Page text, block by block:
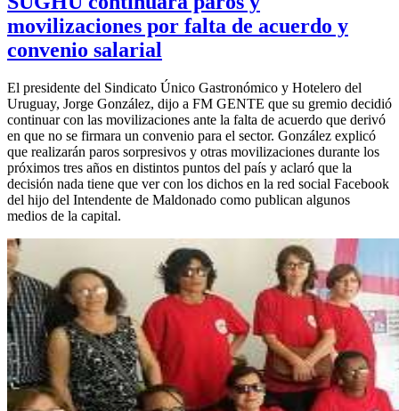
movilizaciones por falta de acuerdo y
convenio salarial
El presidente del Sindicato Único Gastronómico y Hotelero del
Uruguay, Jorge González, dijo a FM GENTE que su gremio decidió
continuar con las movilizaciones ante la falta de acuerdo que derivó
en que no se firmara un convenio para el sector. González explicó
que realizarán paros sorpresivos y otras movilizaciones durante los
próximos tres años en distintos puntos del país y aclaró que la
decisión nada tiene que ver con los dichos en la red social Facebook
del hijo del Intendente de Maldonado como publican algunos
medios de la capital.